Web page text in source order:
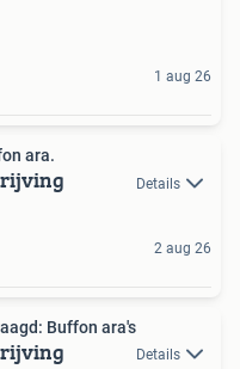
1 aug 26
ara.
Details
2 aug 26
Buffon ara's
Details